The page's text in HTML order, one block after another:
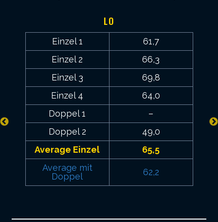
LO
Einzel 1
61,7
Einzel 2
66,3
Einzel 3
69,8
Einzel 4
64,0
Doppel 1
–
Doppel 2
49,0
Average Einzel
65,5
Average mit
Doppel
62,2